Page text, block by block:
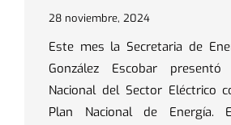
28 noviembre, 2024
Este mes la Secretaria de
González Escobar
Nacional del Sector Eléctrico
Plan Nacional de Energía.